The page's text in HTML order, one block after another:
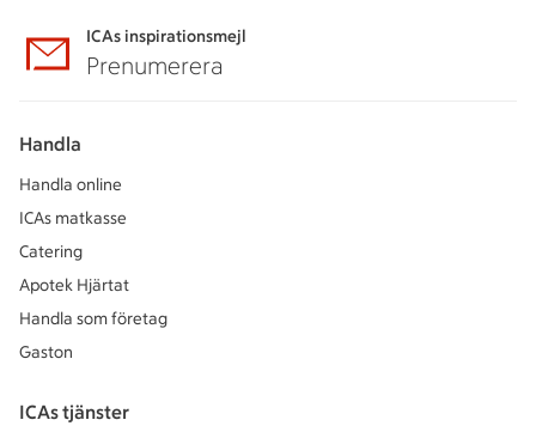
ICAs inspirationsmejl
Prenumerera
Handla
Handla online
ICAs matkasse
Catering
Apotek Hjärtat
Handla som företag
Gaston
ICAs tjänster